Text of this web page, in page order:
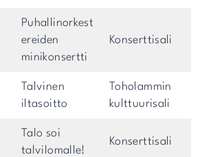
Puhallinorkest
ereiden
minikonsertti
Konserttisali
Talvinen
iltasoitto
Toholammin
kulttuurisali
Talo soi
talvilomalle!
Konserttisali